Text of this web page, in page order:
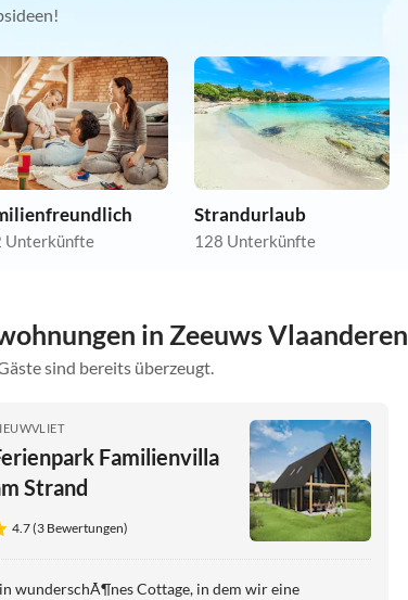
Unterkünfte
Strandurlaub
128 Unterkünfte
in Zeeuws Vlaanderen
sind bereits überzeugt.
Familienvilla
Strand
4.7 (3 Bewertungen)
wunderschÃ¶nes Cottage, in dem wir eine